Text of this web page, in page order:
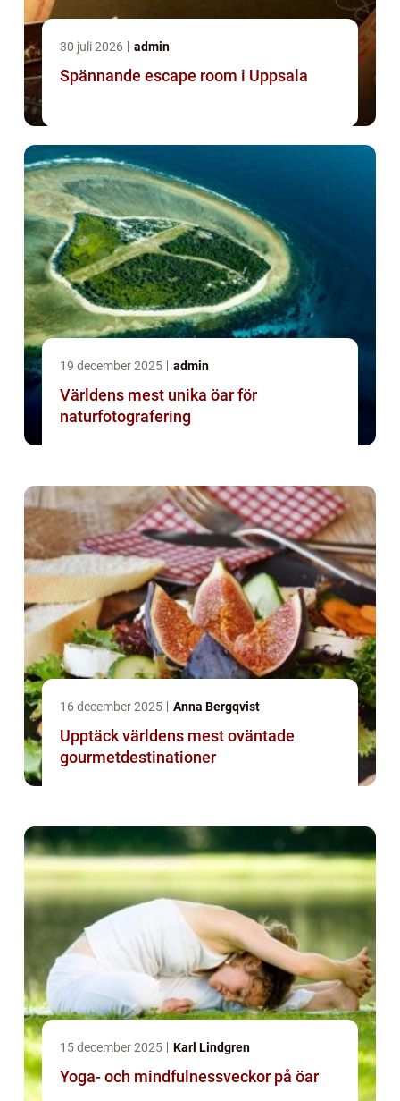
30 juli 2026 admin
Spännande escape room i Uppsala
19 december 2025 admin
Världens mest unika öar för
naturfotografering
16 december 2025 Anna Bergqvist
Upptäck världens mest oväntade
gourmetdestinationer
15 december 2025 Karl Lindgren
Yoga- och mindfulnessveckor på öar